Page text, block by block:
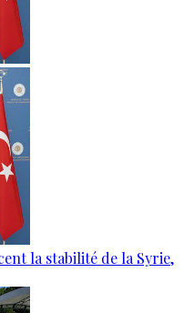
la stabilité de la Syrie,